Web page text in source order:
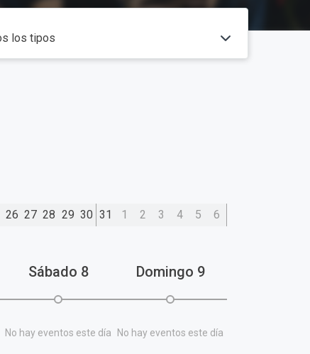
26 27 28 29 30 31 1 2 3 4 5 6
Sábado 8
No hay eventos este día
Domingo 9
No hay eventos este día